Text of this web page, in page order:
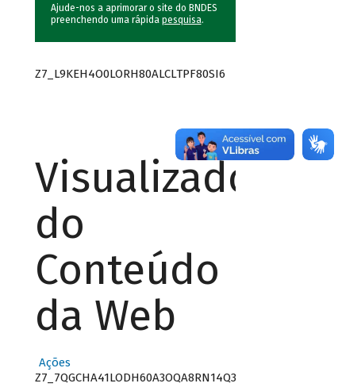
Ajude-nos a aprimorar o site do BNDES
preenchendo uma rápida pesquisa.
Z7_L9KEH4O0LORH80ALCLTPF80SI6
Visualizador
do
Conteúdo
da Web
Ações
Z7_7QGCHA41LODH60A3OQA8RN14Q3